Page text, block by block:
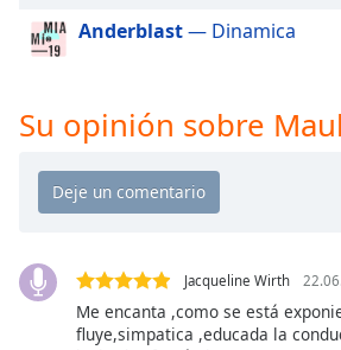
cancel
and
the
window.
Opacity
Anderblast— Dinamica
Su opinión sobre
Jacqueline Wirth
Me encanta ,como se está
fluye,simpatica ,educada la